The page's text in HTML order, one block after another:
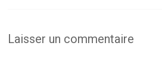
Laisser un commentaire